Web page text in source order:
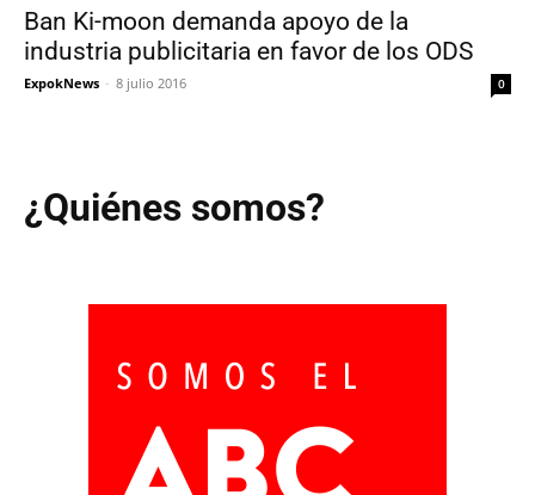
Ban Ki-moon demanda apoyo de la
industria publicitaria en favor de los ODS
ExpokNews - 8 julio 2016 0
¿Quiénes somos?